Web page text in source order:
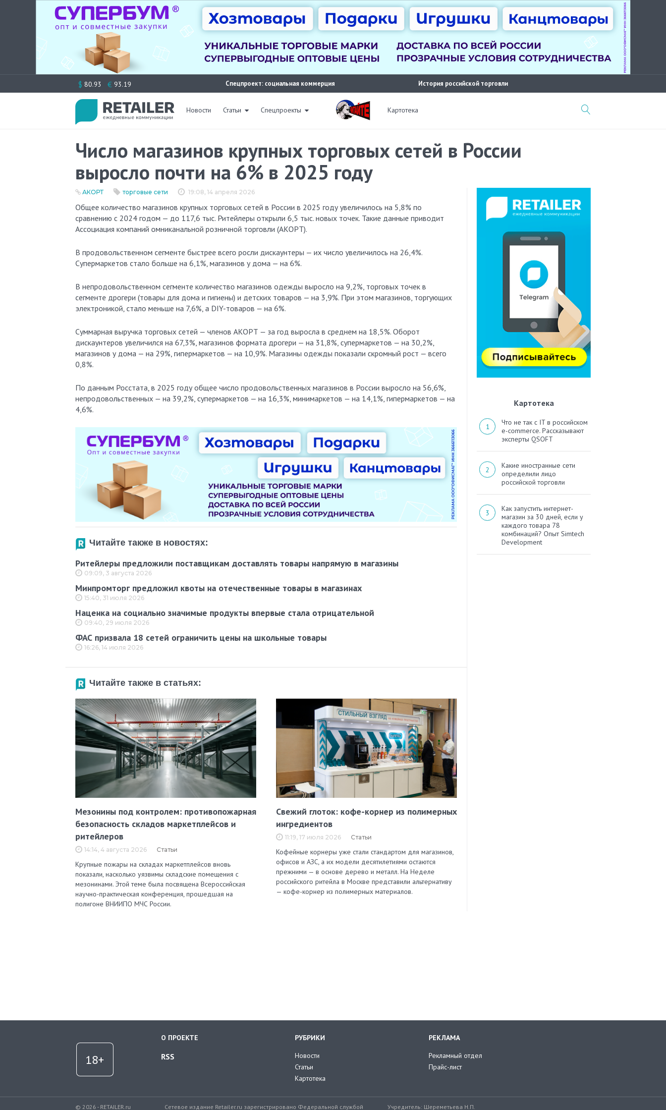
к
$ 80.93 € 93.19 Спецпроект: социальная коммерция История российской торговли
Новости Статьи Спецпроекты Картотека
Число магазинов крупных торговых сетей в России
выросло почти на 6% в 2025 году
19:08, 14 апреля 2026
АКОРТ торговые сети
Общее количество магазинов крупных торговых сетей в России в 2025 году увеличилось на 5,8% по
сравнению с 2024 годом — до 117,6 тыс. Ритейлеры открыли 6,5 тыс. новых точек. Такие данные приводит
Ассоциация компаний омниканальной розничной торговли (АКОРТ).
В продовольственном сегменте быстрее всего росли дискаунтеры — их число увеличилось на 26,4%.
Супермаркетов стало больше на 6,1%, магазинов у дома — на 6%.
В непродовольственном сегменте количество магазинов одежды выросло на 9,2%, торговых точек в
сегменте дрогери (товары для дома и гигиены) и детских товаров — на 3,9%. При этом магазинов, торгующих
электроникой, стало меньше на 7,6%, а DIY-товаров — на 6%.
Суммарная выручка торговых сетей — членов АКОРТ — за год выросла в среднем на 18,5%. Оборот
дискаунтеров увеличился на 67,3%, магазинов формата дрогери — на 31,8%, супермаркетов — на 30,2%,
магазинов у дома — на 29%, гипермаркетов — на 10,9%. Магазины одежды показали скромный рост — всего
0,8%.
По данным Росстата, в 2025 году общее число продовольственных магазинов в России выросло на 56,6%,
непродовольственных — на 39,2%, супермаркетов — на 16,3%, минимаркетов — на 14,1%, гипермаркетов — на
4,6%.
Читайте также в новостях:
Ритейлеры предложили поставщикам доставлять товары напрямую в магазины
09:09, 3 августа 2026
Минпромторг предложил квоты на отечественные товары в магазинах
15:40, 31 июля 2026
Наценка на социально значимые продукты впервые стала отрицательной
09:40, 29 июля 2026
ФАС призвала 18 сетей ограничить цены на школьные товары
16:26, 14 июля 2026
Читайте также в статьях:
Мезонины под контролем: противопожарная
безопасность складов маркетплейсов и
ритейлеров
14:14, 4 августа 2026 Статьи
Крупные пожары на складах маркетплейсов вновь
показали, насколько уязвимы складские помещения с
мезонинами. Этой теме была посвящена Всероссийская
научно-практическая конференция, прошедшая на
полигоне ВНИИПО МЧС России.
Свежий глоток: кофе-корнер из полимерных
ингредиентов
11:19, 17 июля 2026 Статьи
Кофейные корнеры уже стали стандартом для магазинов,
офисов и АЗС, а их модели десятилетиями остаются
прежними — в основе дерево и металл. На Неделе
российского ритейла в Москве представили альтернативу
— кофе-корнер из полимерных материалов.
Картотека
Что не так с IT в российском
e-commerce. Рассказывают
эксперты QSOFT
Какие иностранные сети
определили лицо
российской торговли
Как запустить интернет-
магазин за 30 дней, если у
каждого товара 78
комбинаций? Опыт Simtech
Development
О ПРОЕКТЕ
RSS
РУБРИКИ
Новости
Статьи
Картотека
РЕКЛАМА
Рекламный отдел
Прайс-лист
© 2026 - RETAILER.ru Сетевое издание Retailer.ru зарегистрировано Федеральной службой Учредитель: Шереметьева Н.П.